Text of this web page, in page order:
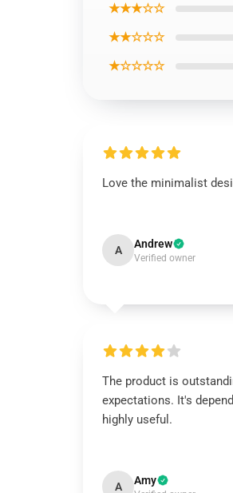
★★★☆☆
★★☆☆☆
★☆☆☆☆
Love the minimalist
A Andrew
Verified owner
The product is
expectations. It's
highly useful.
A Amy